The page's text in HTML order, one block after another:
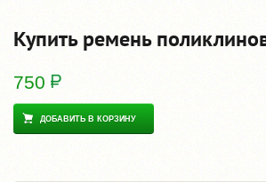
Купить ремень
750
ДОБАВИТЬ В КОРЗИНУ